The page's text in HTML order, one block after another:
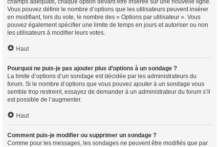
champs adéquats, chaque option devant être insérée sur une nouvelle ligne.
Vous pouvez définir le nombre d’options que les utilisateurs peuvent insérer
en modifiant, lors du vote, le nombre des « Options par utilisateur ». Vous
pouvez également spécifier une limite de temps en jours et autoriser ou non
les utilisateurs à modifier leurs votes.
Haut
Pourquoi ne puis-je pas ajouter plus d’options à un sondage ?
La limite d’options d’un sondage est décidée par les administrateurs du
forum. Si le nombre d’options que vous pouvez ajouter à un sondage vous
semble trop restreint, essayez de demander à un administrateur du forum s’il
est possible de l’augmenter.
Haut
Comment puis-je modifier ou supprimer un sondage ?
Comme pour les messages, les sondages ne peuvent être modifiés que par